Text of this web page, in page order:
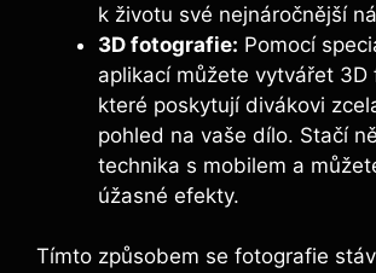
k životu své nejnáročnější
3D fotografie: Pomocí
aplikací můžete vytvářet 3D
které poskytují divákovi
pohled na vaše dílo. Stačí
technika s mobilem a
úžasné efekty.
Tímto způsobem se fotografie